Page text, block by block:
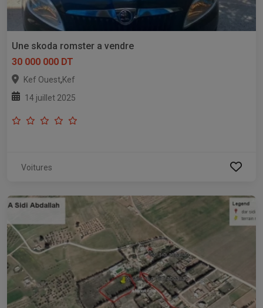
Une skoda romster a vendre
30 000 000 DT
Kef Ouest,Kef
14 juillet 2025
Voitures